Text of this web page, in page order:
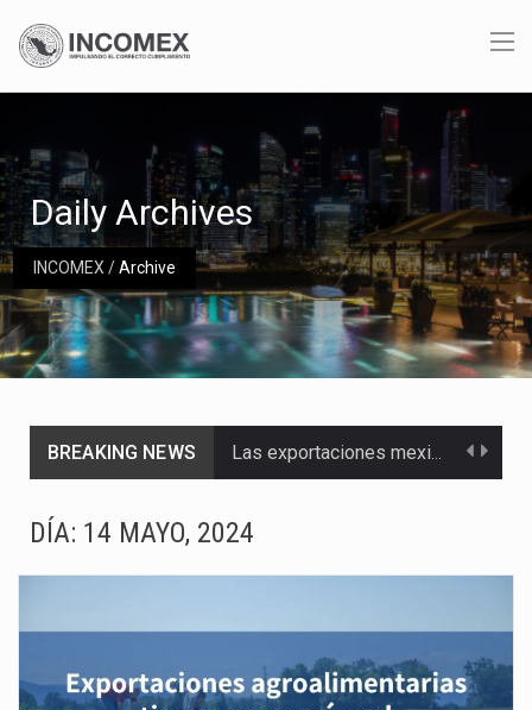
INCOMEX/Archive
Daily Archives
BREAKING NEWS Las exportaciones mexicanas de vehículos ligeros disminuyeron 9.67 % en julio a tasa anual, alcanzando…
Ante la suspensión temporal de las inspecciones sanitarias del Departamento de Agricultura de Estados Unidos…
DÍA: 14 MAYO, 2024